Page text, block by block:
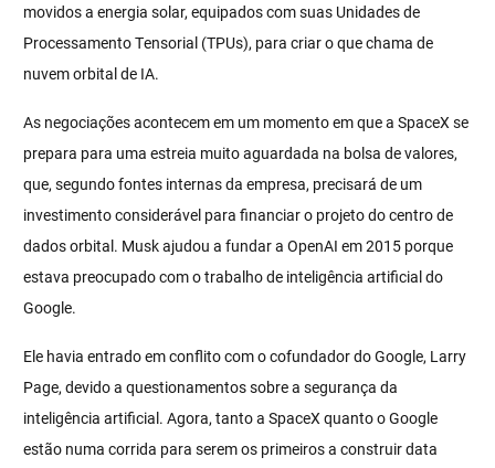
movidos a energia solar, equipados com suas Unidades de
Processamento Tensorial (TPUs), para criar o que chama de
nuvem orbital de IA.
As negociações acontecem em um momento em que a SpaceX se
prepara para uma estreia muito aguardada na bolsa de valores,
que, segundo fontes internas da empresa, precisará de um
investimento considerável para financiar o projeto do centro de
dados orbital. Musk ajudou a fundar a OpenAI em 2015 porque
estava preocupado com o trabalho de inteligência artificial do
Google.
Ele havia entrado em conflito com o cofundador do Google, Larry
Page, devido a questionamentos sobre a segurança da
inteligência artificial. Agora, tanto a SpaceX quanto o Google
estão numa corrida para serem os primeiros a construir data